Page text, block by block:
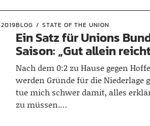
BLOG STATE OF THE UNION
Ein Satz für Unions
Saison: „Gut allein
Nach dem 0:2 zu Hause gegen
werden Gründe für die Niederlage
tue mich schwer damit, alles
zu müssen.…